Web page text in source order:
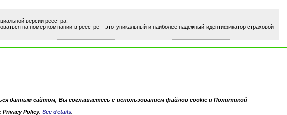
версии реестра.
на номер компании в реестре – это уникальный и наиболее надежный идентификатор страховой
данным сайтом, Вы соглашаетесь с использованием файлов cookie и Политикой
Policy. See details.